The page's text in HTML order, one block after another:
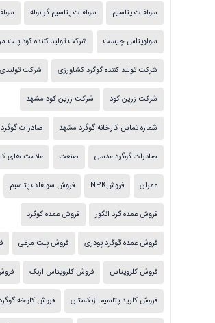
سولفات پتاسیم سولفات پتاسیم گرانوله
سولوپتاس چیست شرکت تولید کننده کود پلت
شرکت تولید کننده گوگرد کشاورزی شرکت
شرکت زرین کود شرکت زرین کود مشهد
شماره تماس کارخانه گوگرد مشهد صادرات گوگرد
صادرات گوگرد عدسی صنعت علامت های
عمران فروشNPK فروش سولفات پتاسیم
فروش عمده گرد انگور فروش عمده گوگرد
فروش عمده گوگرد پودری فروش پلت مرغی
فروش کلروپتاس فروش کلروپتاس ازبک
فروش کلرید پتاسیم ازبکستان فروش کلوخه